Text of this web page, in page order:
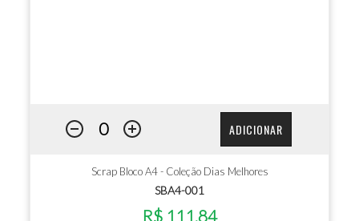
ADICIONAR
Scrap Bloco A4 - Coleção Dias Melhores
SBA4-001
R$ 111,84